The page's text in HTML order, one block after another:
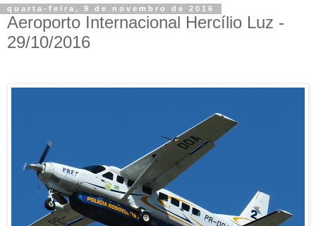
quarta-feira, 9 de novembro de 2016
Aeroporto Internacional Hercílio Luz -
29/10/2016